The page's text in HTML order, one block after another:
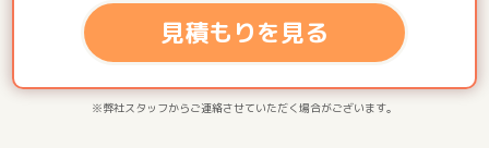
見積もりを見る
※弊社スタッフからご連絡させていただく場合がございます。